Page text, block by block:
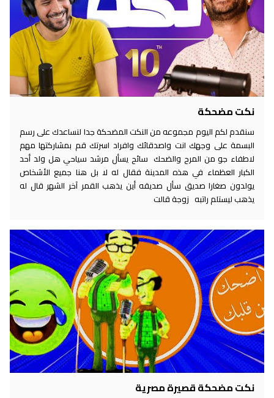
نكت مضحكة
سنقدم لكم اليوم مجموعه من النكت المضحكة جدا لنساعدك على رسم
البسمة على وجهك انت واصدقائك وافراد اسرتك قم بمشاركتها مهم
لاطفاء جو من المرح والضحك سائح يسأل مرشد سياحي هل ولد أحد
الكبار العظماء في هذه المدينة فقال له لا بل هنا جميع الأشخاص
يولدون صغارا صديق سأل صديقه أين يذهب القمر آخر الشهر قال له
يذهب ليستلم راتبه زوجة قالت
نكت مضحكة قصيرة مصرية